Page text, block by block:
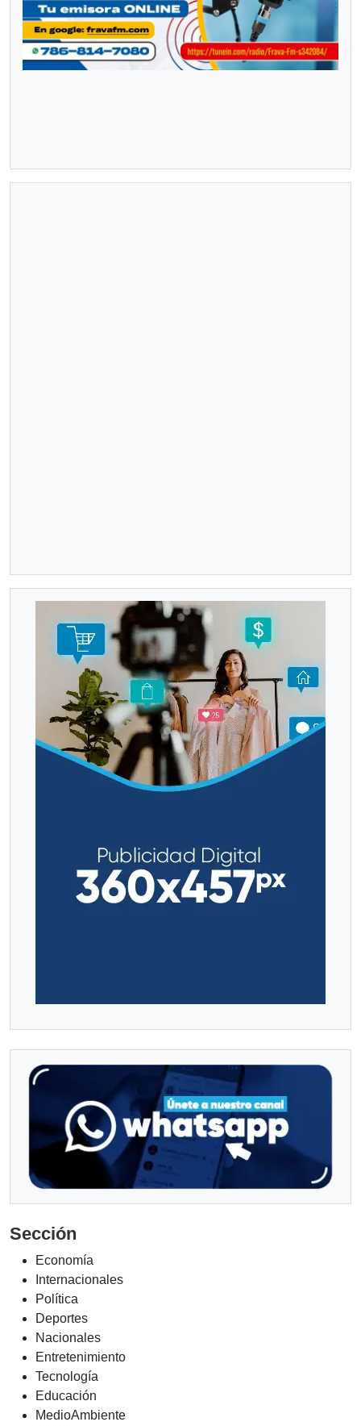
Sección
Economía
Internacionales
Política
Deportes
Nacionales
Entretenimiento
Tecnología
Educación
MedioAmbiente